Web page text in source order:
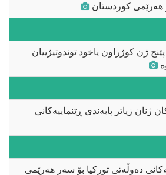
هەرێمی کوردستان
ژن کوژراون یاخود توندوتیژییان
ژنان زیاتر پابەندی ڕێنماییەکانی
دەوڵەتی تورکیا بۆ سەر هەرێمی